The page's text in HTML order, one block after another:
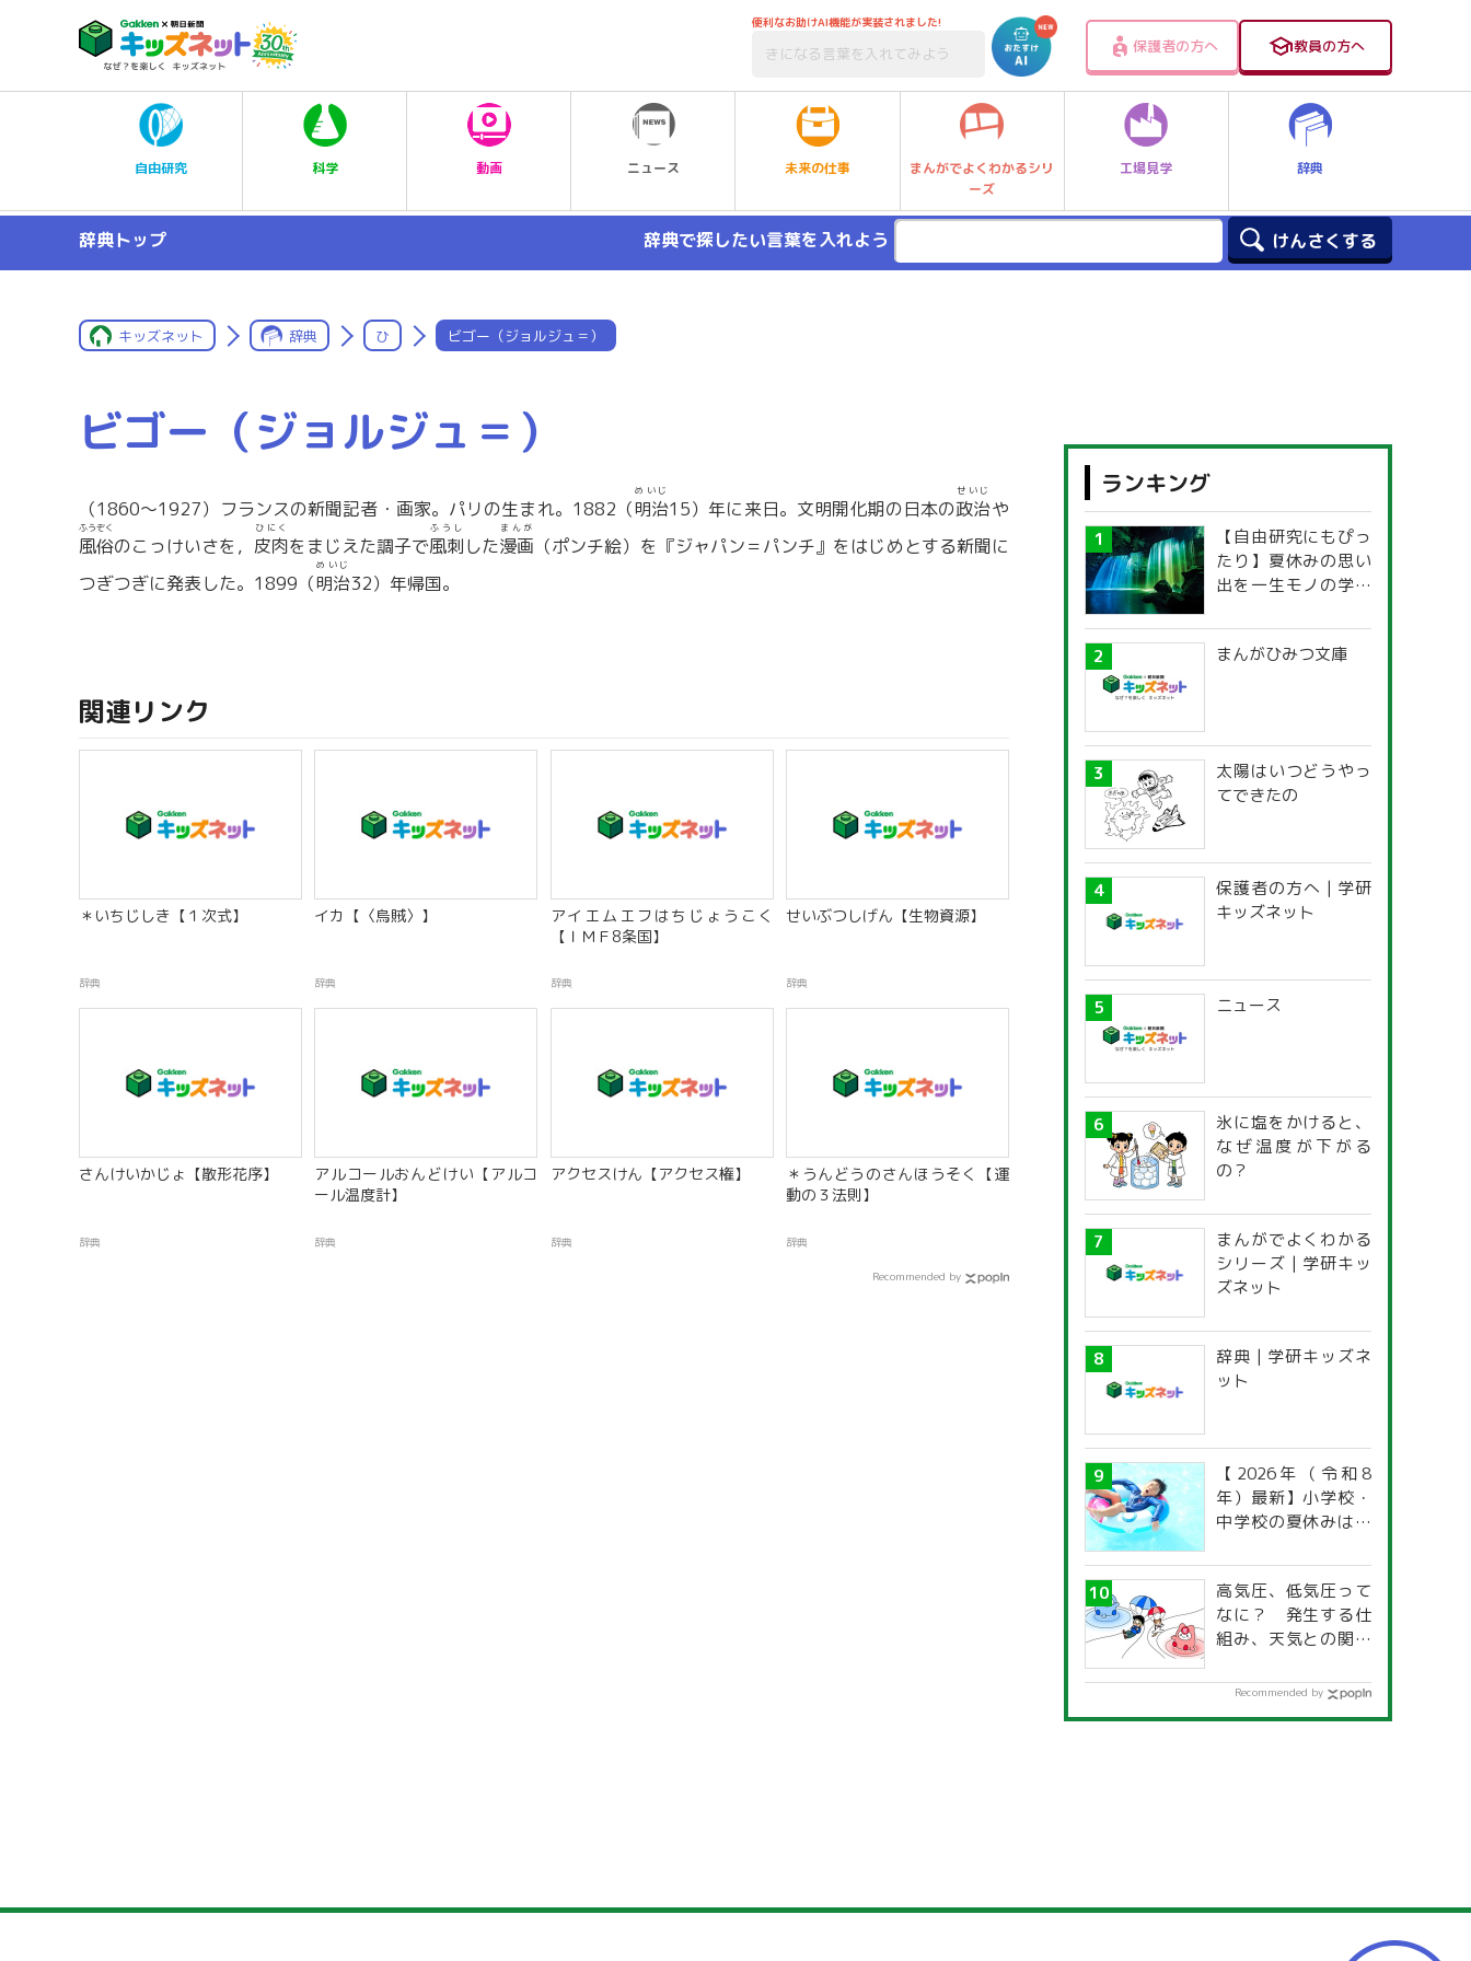
便利なお助けAI機能が実装されました!
保護者の方へ 教員の方へ
自由研究 科学 動画 ニュース 未来の仕事
まんがでよくわかるシリ
ーズ
工場見学 辞典
辞典トップ 辞典で探したい言葉を入れよう
キッズネット 辞典 ひ ビゴー（ジョルジュ＝）
ビゴー（ジョルジュ＝）
（1860〜1927）フランスの新聞記者・画家。パリの生まれ。1882（明治
めいじ
15）年に来日。文明開化期の日本の政治
せいじ
や
風俗
ふうぞく
のこっけいさを， 皮肉
ひにく
をまじえた調子で風刺
ふうし
した漫画
まんが
（ポンチ絵）を『ジャパン＝パンチ』をはじめとする新聞に
つぎつぎに発表した。1899（明治
めいじ
32）年帰国。
関連リンク
＊いちじしき【１次式】
辞典
イカ【〈烏賊〉】
辞典
アイエムエフはちじょうこく
【ＩＭＦ8条国】
辞典
せいぶつしげん【生物資源】
辞典
さんけいかじょ【散形花序】
辞典
アルコールおんどけい【アルコ
ール温度計】
辞典
アクセスけん【アクセス権】
辞典
＊うんどうのさんほうそく【運
動の３法則】
辞典
Recommended by
ランキング
【自由研究にもぴっ
たり】夏休みの思い
出を一生モノの学び
探究ガイド
まんがひみつ文庫
太陽はいつどうやっ
てできたの
保護者の方へ | 学研
キッズネット
ニュース
氷に塩をかけると、
なぜ温度が下がる
の？
まんがでよくわかる
シリーズ | 学研キッ
ズネット
辞典 | 学研キッズネ
ット
【2026年（令和8
年）最新】小学校・
中学校の夏休みはい
道府県別「夏季休暇
一覧」
高気圧、低気圧って
なに？ 発生する仕
組み、天気との関係
Recommended by